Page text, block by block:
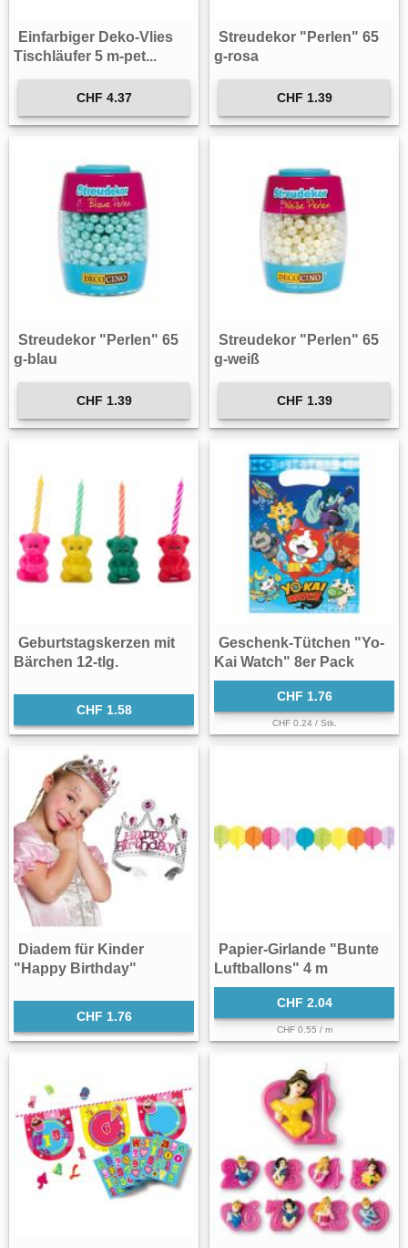
Einfarbiger Deko-Vlies
Tischläufer 5 m-pet...
CHF 4.37
Streudekor "Perlen" 65
g-rosa
CHF 1.39
Streudekor "Perlen" 65
g-blau
CHF 1.39
Streudekor "Perlen" 65
g-weiß
CHF 1.39
Geburtstagskerzen mit
Bärchen 12-tlg.
CHF 1.58
Geschenk-Tütchen "Yo-
Kai Watch" 8er Pack
CHF 1.76
CHF 0.24 / Stk.
Diadem für Kinder
"Happy Birthday"
CHF 1.76
Papier-Girlande "Bunte
Luftballons" 4 m
CHF 2.04
CHF 0.55 / m